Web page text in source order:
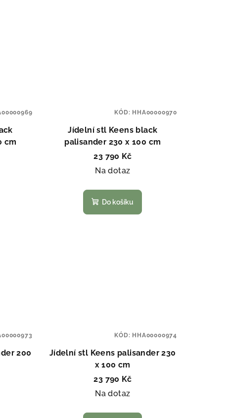
cm
Jídelní stl Keens black
palisander 230 x 100 cm
23 790 Kč
Na dotaz
Do košíku
KÓD: HHA00000970
200
Jídelní stl Keens palisander 230
x 100 cm
23 790 Kč
Na dotaz
KÓD: HHA00000974